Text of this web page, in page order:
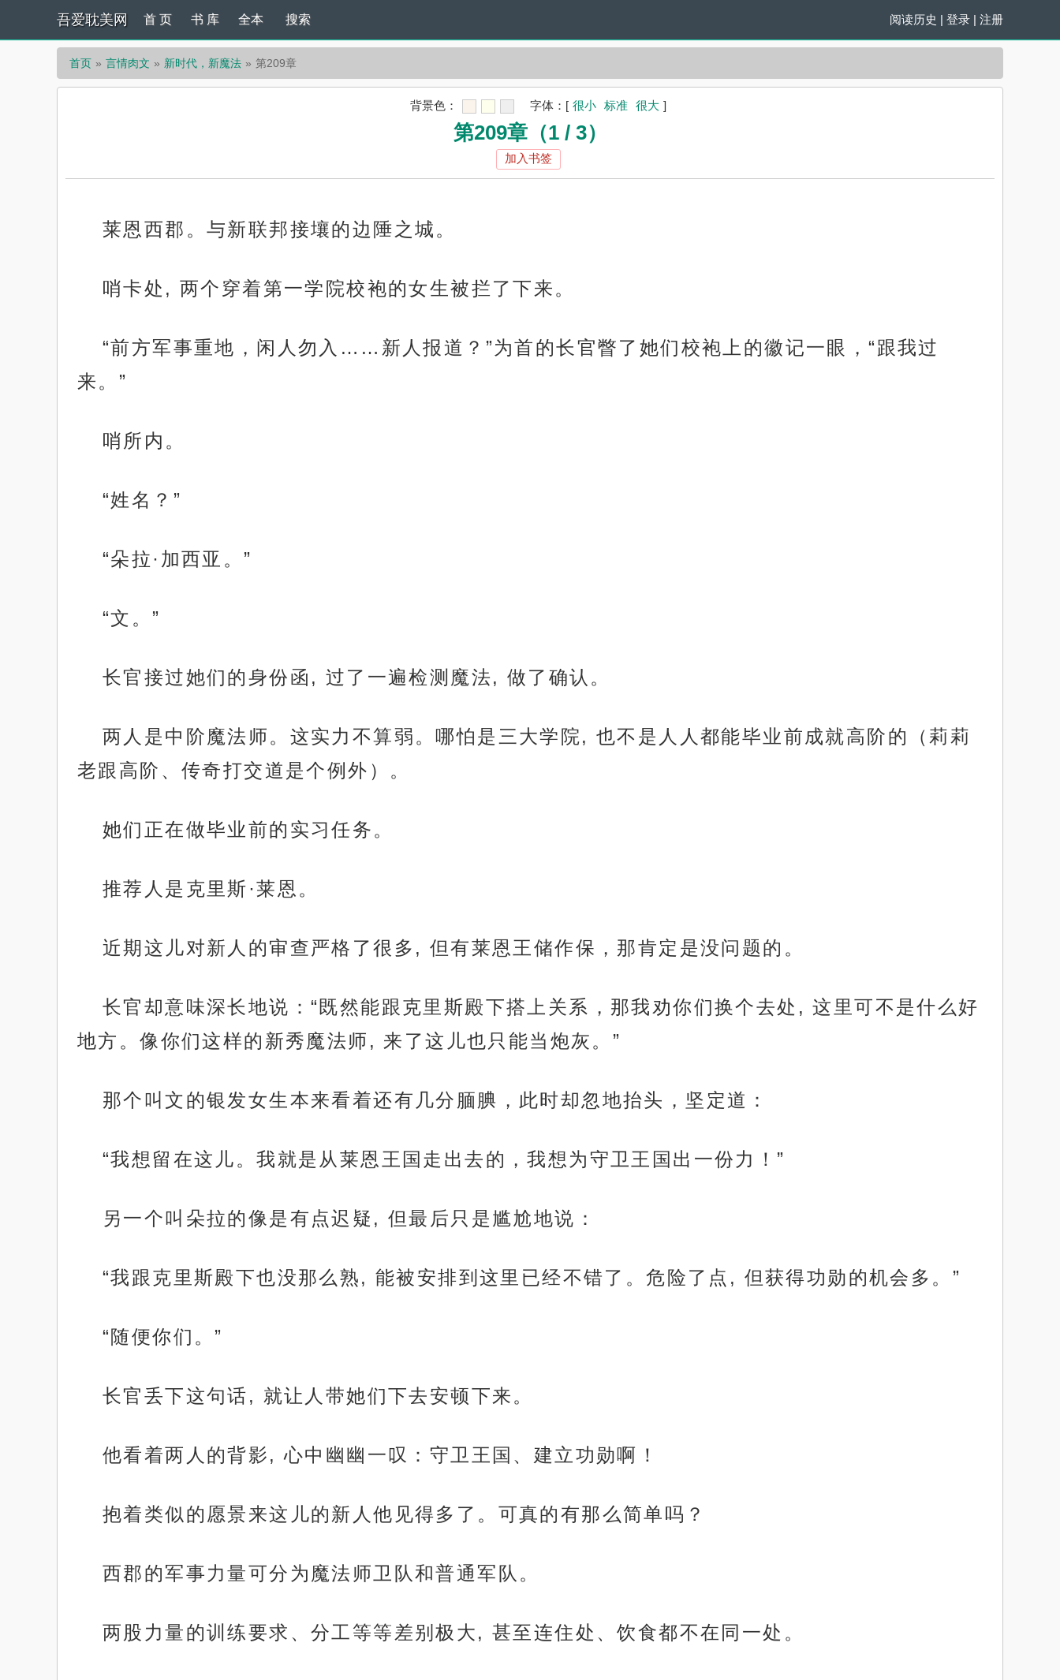
吾爱耽美网 阅读历史 | 登录 | 注册
首 页 书 库 全本 搜索
首页 言情肉文 新时代，新魔法 第209章
背景色： 字体： [ 很小 标准 很大 ]
第209章（1 / 3）
加入书签
莱恩西郡。与新联邦接壤的边陲之城。
哨卡处, 两个穿着第一学院校袍的女生被拦了下来。
“前方军事重地，闲人勿入……新人报道？”为首的长官瞥了她们校袍上的徽记一眼，“跟我过
来。”
哨所内。
“姓名？”
“朵拉·加西亚。”
“文。”
长官接过她们的身份函, 过了一遍检测魔法, 做了确认。
两人是中阶魔法师。这实力不算弱。哪怕是三大学院, 也不是人人都能毕业前成就高阶的（莉莉
老跟高阶、传奇打交道是个例外）。
她们正在做毕业前的实习任务。
推荐人是克里斯·莱恩。
近期这儿对新人的审查严格了很多, 但有莱恩王储作保，那肯定是没问题的。
长官却意味深长地说：“既然能跟克里斯殿下搭上关系，那我劝你们换个去处, 这里可不是什么好
地方。像你们这样的新秀魔法师, 来了这儿也只能当炮灰。”
那个叫文的银发女生本来看着还有几分腼腆，此时却忽地抬头，坚定道：
“我想留在这儿。我就是从莱恩王国走出去的，我想为守卫王国出一份力！”
另一个叫朵拉的像是有点迟疑, 但最后只是尴尬地说：
“我跟克里斯殿下也没那么熟, 能被安排到这里已经不错了。危险了点, 但获得功勋的机会多。”
“随便你们。”
长官丢下这句话, 就让人带她们下去安顿下来。
他看着两人的背影, 心中幽幽一叹：守卫王国、建立功勋啊！
抱着类似的愿景来这儿的新人他见得多了。可真的有那么简单吗？
西郡的军事力量可分为魔法师卫队和普通军队。
两股力量的训练要求、分工等等差别极大, 甚至连住处、饮食都不在同一处。